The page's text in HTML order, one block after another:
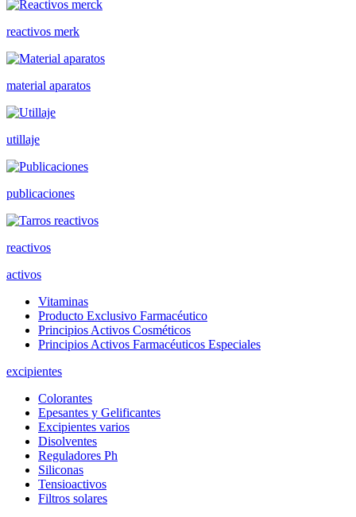
reactivos merk
material aparatos
utillaje
publicaciones
reactivos
activos
Vitaminas
Producto Exclusivo Farmacéutico
Principios Activos Cosméticos
Principios Activos Farmacéuticos Especiales
excipientes
Colorantes
Epesantes y Gelificantes
Excipientes varios
Disolventes
Reguladores Ph
Siliconas
Tensioactivos
Filtros solares